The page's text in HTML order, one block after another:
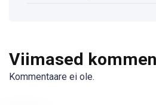
Viimased
Kommentaare ei ole.